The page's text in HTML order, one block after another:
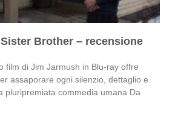
Brother – recensione
film di Jim Jarmush in Blu-ray offre
assaporare ogni silenzio, dettaglio e
pluripremiata commedia umana Da